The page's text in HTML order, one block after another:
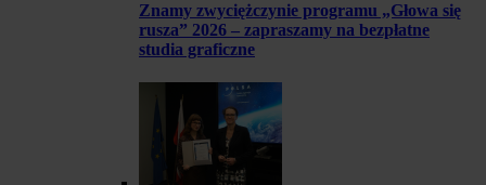
Znamy zwyciężczynie programu „Głowa się
rusza” 2026 – zapraszamy na bezpłatne
studia graficzne